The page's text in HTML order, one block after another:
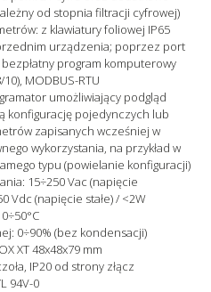
od stopnia filtracji cyfrowej)
z klawiatury foliowej IP65
urządzenia; poprzez port
bezpłatny program komputerowy
MODBUS-RTU
umożliwiający podgląd
konfigurację pojedynczych lub
zapisanych wcześniej w
wykorzystania, na przykład w
typu (powielanie konfiguracji)
15÷250 Vac (napięcie
Vdc (napięcie stałe) / <2W
0÷90% (bez kondensacji)
XT 48x48x79 mm
IP20 od strony złącz
94V-0